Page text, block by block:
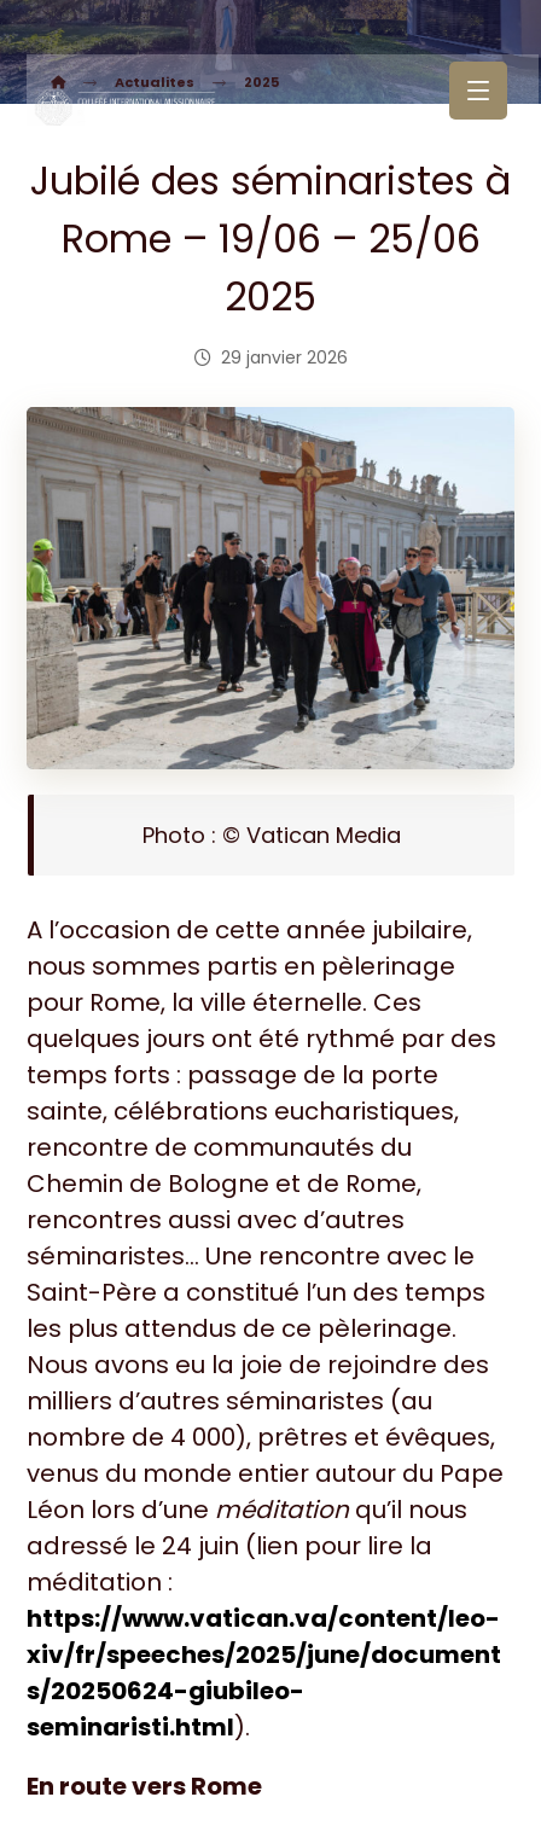
Actualites 2025
Jubilé des séminaristes à
Rome – 19/06 – 25/06
2025
29 janvier 2026
Photo : © Vatican Media
A l’occasion de cette année jubilaire,
nous sommes partis en pèlerinage
pour Rome, la ville éternelle. Ces
quelques jours ont été rythmé par des
temps forts : passage de la porte
sainte, célébrations eucharistiques,
rencontre de communautés du
Chemin de Bologne et de Rome,
rencontres aussi avec d’autres
séminaristes… Une rencontre avec le
Saint-Père a constitué l’un des temps
les plus attendus de ce pèlerinage.
Nous avons eu la joie de rejoindre des
milliers d’autres séminaristes (au
nombre de 4 000), prêtres et évêques,
venus du monde entier autour du Pape
Léon lors d’une méditationqu’il nous
adressé le 24 juin (lien pour lire la
méditation :
https://www.vatican.va/content/leo-
xiv/fr/speeches/2025/june/document
s/20250624-giubileo-
seminaristi.html).
En route vers Rome